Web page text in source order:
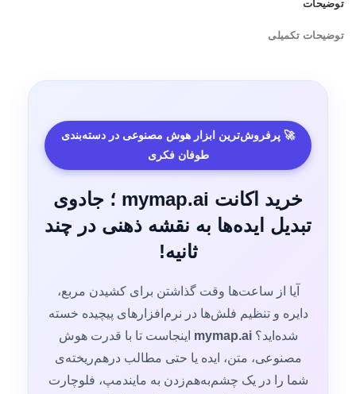
توضیحات
توضیحات تکمیلی
🚀 پرفروش‌ترین ابزار هوش مصنوعی در دسته‌بندی
طوفان فکری
خرید اکانت mymap.ai ؛ جادوی
تبدیل ایده‌ها به نقشه‌ ذهنی در چند
ثانیه!
آیا از ساعت‌ها وقت گذاشتن برای کشیدن مربع،
دایره و تنظیم فلش‌ها در نرم‌افزارهای پیچیده خسته
شده‌اید؟mymap.ai اینجاست تا با قدرت هوش
مصنوعی، متن، ایده یا حتی مطالب درهم‌ریخته‌ی
شما را در یک چشم‌به‌هم‌زدن به مایندمپ، فلوچارت‌